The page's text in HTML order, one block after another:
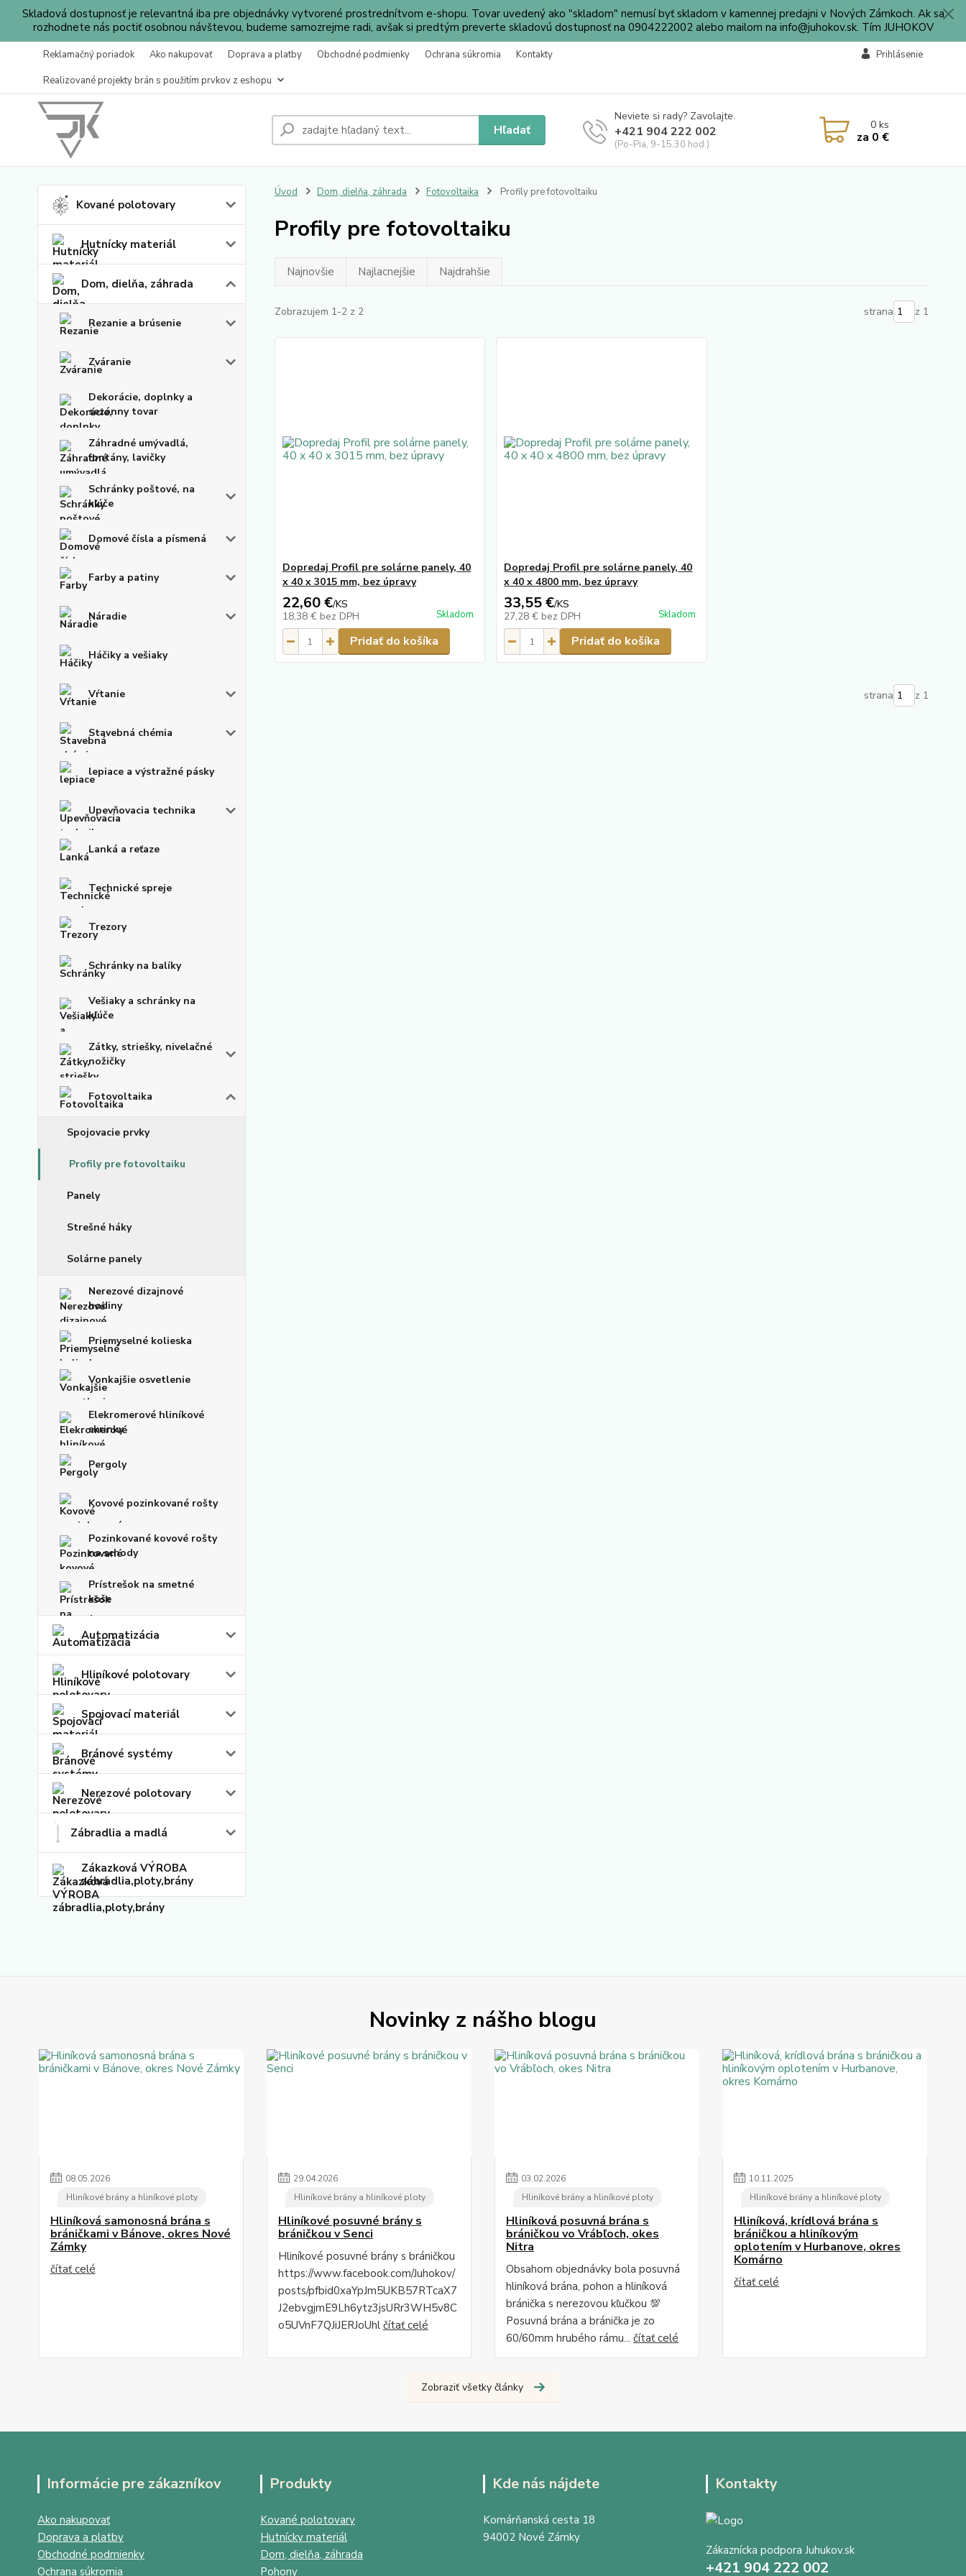
Skladová dostupnosť je relevantná iba pre objednávky vytvorené prostrednítvom e-shopu. Tovar uvedený ako "skladom" nemusí byť skladom v kamennej predajni v Nových Zámkoch. Ak sa
rozhodnete nás poctiť osobnou návštevou, budeme samozrejme radi, avšak si predtým preverte skladovú dostupnosť na 0904222002 alebo mailom na info@juhokov.sk. Tím JUHOKOV
Reklamačný poriadok Ako nakupovať Doprava a platby Obchodné podmienky Ochrana súkromia
Kontakty
Realizované projekty brán s použitím prvkov z eshopu
Prihlásenie
Hľadať
Neviete si rady? Zavolajte.
+421 904 222 002
(Po-Pia, 9-15.30 hod.)
0ks
za 0 €
Kované polotovary
Hutnícky materiál
Dom, dielňa, záhrada
Rezanie a brúsenie
Zváranie
Dekorácie, doplnky a
sezónny tovar
Záhradné umývadlá,
fontány, lavičky
Schránky poštové, na
kľúče
Domové čísla a písmená
Farby a patiny
Náradie
Háčiky a vešiaky
Vŕtanie
Stavebná chémia
lepiace a výstražné pásky
Upevňovacia technika
Lanká a reťaze
Technické spreje
Trezory
Schránky na balíky
Vešiaky a schránky na
kľúče
Zátky, striešky, nivelačné
nožičky
Fotovoltaika
Spojovacie prvky
Profily pre fotovoltaiku
Panely
Strešné háky
Solárne panely
Nerezové dizajnové
hodiny
Priemyselné kolieska
Vonkajšie osvetlenie
Elekromerové hliníkové
skrinky
Pergoly
Kovové pozinkované rošty
Pozinkované kovové rošty
na schody
Prístrešok na smetné
koše
Automatizácia
Hliníkové polotovary
Spojovací materiál
Bránové systémy
Nerezové polotovary
Zábradlia a madlá
Zákazková VÝROBA
zábradlia,ploty,brány
Úvod Dom, dielňa, záhrada Fotovoltaika Profily pre fotovoltaiku
Profily pre fotovoltaiku
Najnovšie Najlacnejšie Najdrahšie
Zobrazujem 1-2 z 2 strana z 1
Dopredaj Profil pre solárne panely, 40
x 40 x 3015 mm, bez úpravy
22,60 €/KS
18,38 € bez DPH Skladom
Pridať do košíka
Dopredaj Profil pre solárne panely, 40
x 40 x 4800 mm, bez úpravy
33,55 €/KS
27,28 € bez DPH Skladom
Pridať do košíka
strana z 1
Novinky z nášho blogu
08.05.2026
Hliníkové brány a hliníkové ploty
Hliníková samonosná brána s
bráničkami v Bánove, okres Nové
Zámky
čítať celé
29.04.2026
Hliníkové brány a hliníkové ploty
Hliníkové posuvné brány s
bráničkou v Senci
Hliníkové posuvné brány s bráničkou
https://www.facebook.com/Juhokov/
posts/pfbid0xaYpJm5UKB57RTcaX7
J2ebvgjmE9Lh6ytz3jsURr3WH5v8C
o5UVnF7QJiJERJoUhl čítať celé
03.02.2026
Hliníkové brány a hliníkové ploty
Hliníková posuvná brána s
bráničkou vo Vrábľoch, okes
Nitra
Obsahom objednávky bola posuvná
hliníková brána, pohon a hliníková
bránička s nerezovou kľučkou 💯
Posuvná brána a bránička je zo
60/60mm hrubého rámu... čítať celé
10.11.2025
Hliníkové brány a hliníkové ploty
Hliníková, krídlová brána s
bráničkou a hliníkovým
oplotením v Hurbanove, okres
Komárno
čítať celé
Zobraziť všetky články
Informácie pre zákazníkov
Ako nakupovať
Doprava a platby
Obchodné podmienky
Ochrana súkromia
Produkty
Kované polotovary
Hutnícky materiál
Dom, dielňa, záhrada
Pohony
Kde nás nájdete
Komárňanská cesta 18
94002 Nové Zámky
Kontakty
Zákaznícka podpora Juhukov.sk
+421 904 222 002